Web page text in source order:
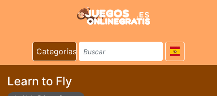
Categorías
Learn to Fly